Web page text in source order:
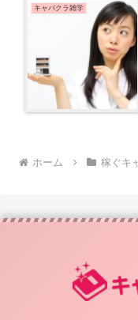
キャバクラ雑学
ホーム 稼ぐキ